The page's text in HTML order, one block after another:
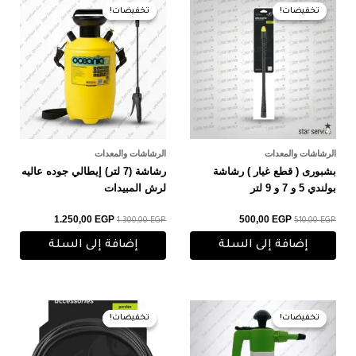
تخفيضات!
تخفيضات!
الرشاشات والمعدات
بشبورى ( قطع غيار ) رشاشة
بولندي 5 و 7 و 9 لتر
510,00EGP
الأصلي
هو:
510,00 EGP.
500,00 EGP
الحالي
هو:
500,00 EGP.
إضافة إلى السلة
تخفيضات!
تخفيضات!
الرشاشات والمعدات
رشاشة (7 لتر) إيطالي جوده عاليه
لرش المبيدات
1.300,00EGP
الأصلي
هو:
1.300,00 EGP.
1.250,00 EGP
الحالي
هو:
1.250,00 EGP.
إضافة إلى السلة
تخفيضات!
تخفيضات!
السعر
الأصلي
هو:
375,00 EGP.
السعر
الحالي
هو:
350,00 EGP.
تخفيضات!
تخفيضات!
السعر
الأصلي
هو:
225,00 EGP.
السعر
هو:
220,00 EGP.